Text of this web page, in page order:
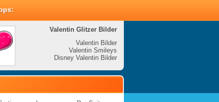
Valentin Glitzer Bilder
Valentin Bilder
Valentin Smileys
Disney Valentin Bilder